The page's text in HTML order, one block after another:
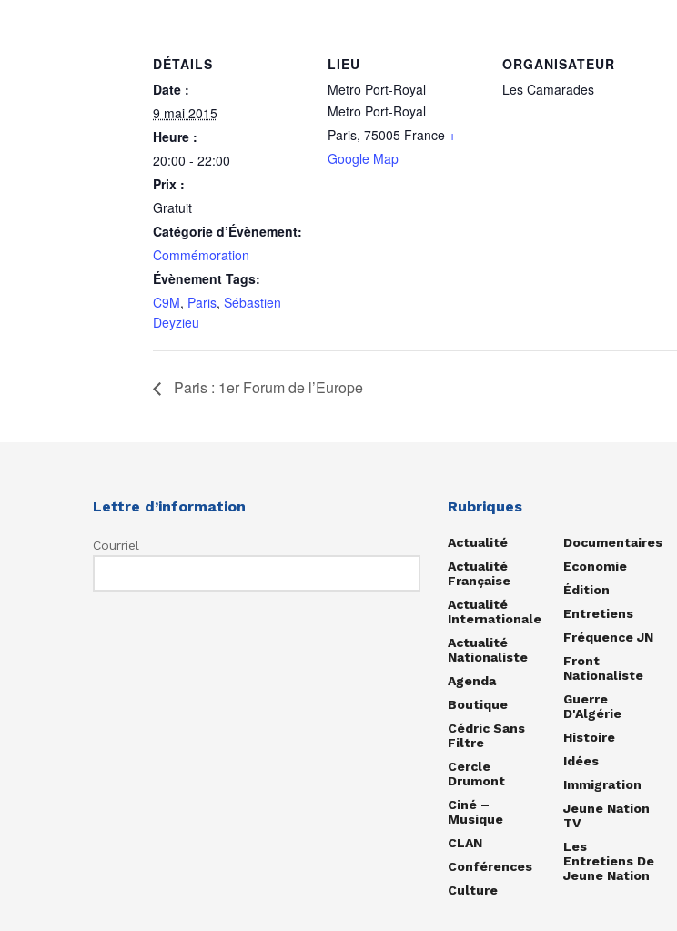
DÉTAILS
Date :
9 mai 2015
Heure :
20:00 - 22:00
Prix :
Gratuit
Catégorie d’Évènement:
Commémoration
Évènement Tags:
C9M, Paris, Sébastien
Deyzieu
LIEU
Metro Port-Royal
Metro Port-Royal
Paris, 75005 France +
Google Map
ORGANISATEUR
Les Camarades
Paris : 1er Forum de l’Europe
Lettre d’information
Courriel
Rubriques
Actualité
Actualité
Française
Actualité
Internationale
Actualité
Nationaliste
Agenda
Boutique
Cédric Sans
Filtre
Cercle
Drumont
Ciné –
Musique
CLAN
Conférences
Culture
Documentaires
Economie
Édition
Entretiens
Fréquence JN
Front
Nationaliste
Guerre
D'Algérie
Histoire
Idées
Immigration
Jeune Nation
TV
Les
Entretiens De
Jeune Nation